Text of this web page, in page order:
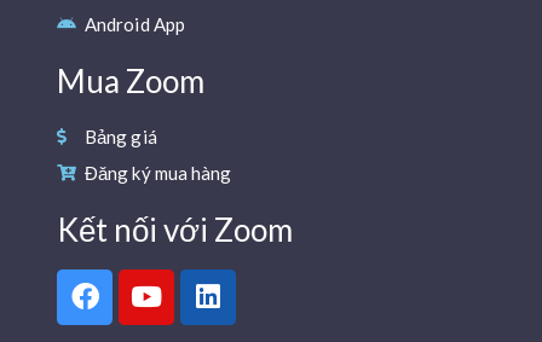
Android App
Mua Zoom
Bảng giá
Đăng ký mua hàng
Kết nối với Zoom